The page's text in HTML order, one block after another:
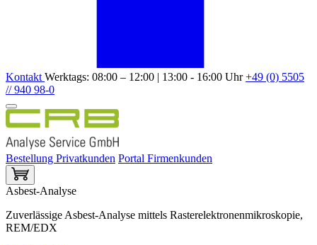
Kontakt Werktags: 08:00 – 12:00 | 13:00 - 16:00 Uhr+49 (0) 5505
// 940 98-0
Bestellung Privatkunden Portal Firmenkunden
Asbest-Analyse
Zuverlässige Asbest-Analyse mittels Rasterelektronenmikroskopie,
REM/EDX